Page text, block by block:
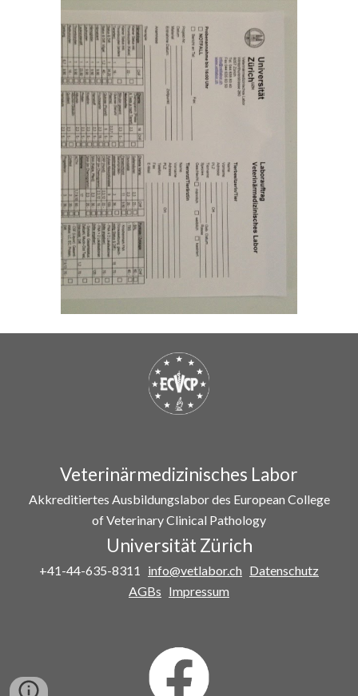
Veterinärmedizinisches Labor
Akkreditiertes Ausbildungslabor des European College
of Veterinary Clinical Pathology
Universität Zürich
+41-44-635-8311 info@vetlabor.ch Datenschutz
AGBs Impressum